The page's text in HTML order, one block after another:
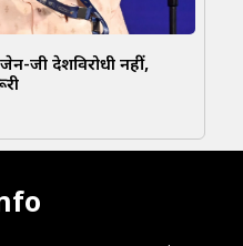
जी देशविरोधी नहीं,